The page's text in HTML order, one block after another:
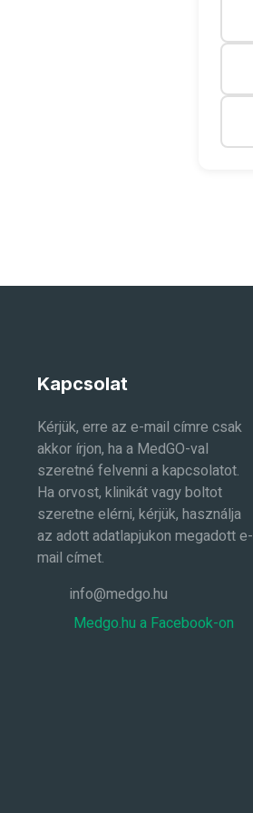
Kapcsolat
Kérjük, erre az e-mail címre csak
akkor írjon, ha a MedGO-val
szeretné felvenni a kapcsolatot.
Ha orvost, klinikát vagy boltot
szeretne elérni, kérjük, használja
az adott adatlapjukon megadott e-
mail címet.
info@medgo.hu
Medgo.hu a Facebook-on